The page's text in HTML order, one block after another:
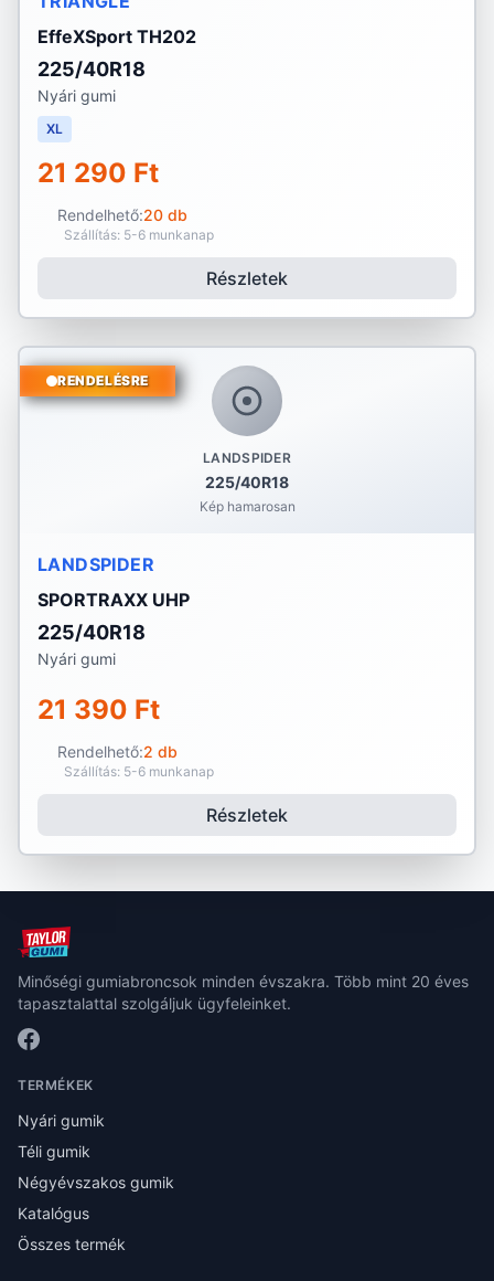
EffeXSport TH202
225/40R18
Nyári gumi
XL
21 290 Ft
Rendelhető:20 db
Szállítás: 5-6 munkanap
Részletek
LANDSPIDER
225/40R18
Kép hamarosan
RENDELÉSRE
LANDSPIDER
SPORTRAXX UHP
225/40R18
Nyári gumi
21 390 Ft
Rendelhető:2 db
Szállítás: 5-6 munkanap
Részletek
Minőségi gumiabroncsok minden évszakra. Több mint 20 éves
tapasztalattal szolgáljuk ügyfeleinket.
TERMÉKEK
Nyári gumik
Téli gumik
Négyévszakos gumik
Katalógus
Összes termék